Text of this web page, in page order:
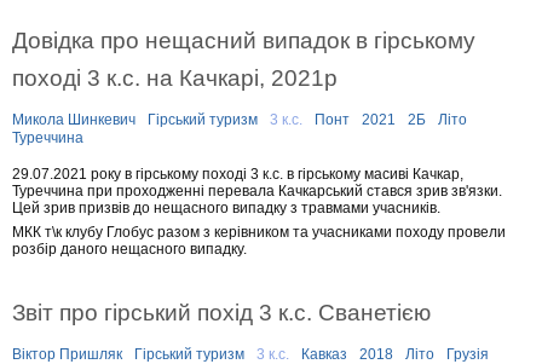
Довідка про нещасний випадок в гірському
поході 3 к.с. на Качкарі, 2021р
Микола Шинкевич Гірський туризм 3 к.с. Понт 2021 2Б
Літо
Туреччина
29.07.2021 року в гірському поході 3 к.с. в гірському масиві Качкар,
Туреччина при проходженні перевала Качкарський стався зрив зв'язки.
Цей зрив призвів до нещасного випадку з травмами учасників.
МКК т\к клубу Глобус разом з керівником та учасниками походу провели
розбір даного нещасного випадку.
Звіт про гірський похід 3 к.с. Сванетією
Віктор Пришляк Гірський туризм 3 к.с. Кавказ 2018 Літо Грузія